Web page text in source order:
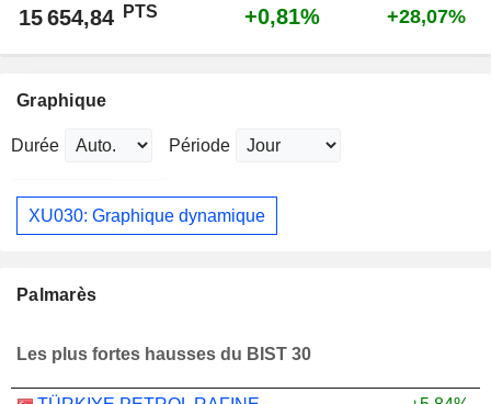
15 654,84 PTS +0,81% +28,07%
Graphique
Durée Période
XU030: Graphique dynamique
Palmarès
Les plus fortes hausses du BIST 30